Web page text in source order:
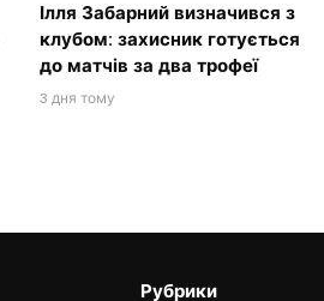
Ілля Забарний визначився з
клубом: захисник готується
до матчів за два трофеї
3 дня тому
Рубрики